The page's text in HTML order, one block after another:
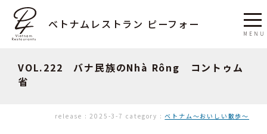
ベトナムレストラン ピーフォー
VOL.222 バナ民族のNhà Rông コントゥム
省
release : 2025-3-7 category :ベトナム〜おいしい散歩〜